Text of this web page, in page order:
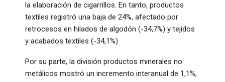
la elaboración de cigarrillos. En tanto, productos
textiles registró una baja de 24%, afectado por
retrocesos en hilados de algodón (-34,7%) y tejidos
y acabados textiles (-34,1%)
Por su parte, la división productos minerales no
metálicos mostró un incremento interanual de 1,1%,